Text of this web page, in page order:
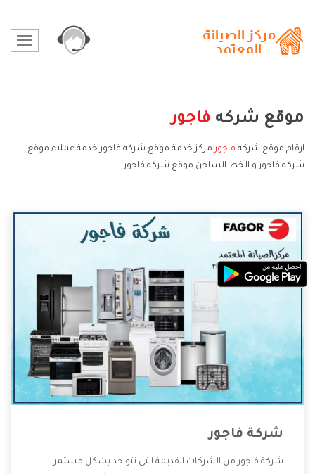
موقع شركه فاجور
ارقام موقع شركه فاجور مركز خدمة موقع شركه فاجور خدمة عملاء موقع
شركه فاجور و الخط الساخن موقع شركه فاجور.
شركة فاجور
شركة فاجور من الشركات القديمة التى تتواجد بشكل مستمر